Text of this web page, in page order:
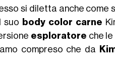
si diletta anche come
suo
body color carne
esploratore che
compreso che da